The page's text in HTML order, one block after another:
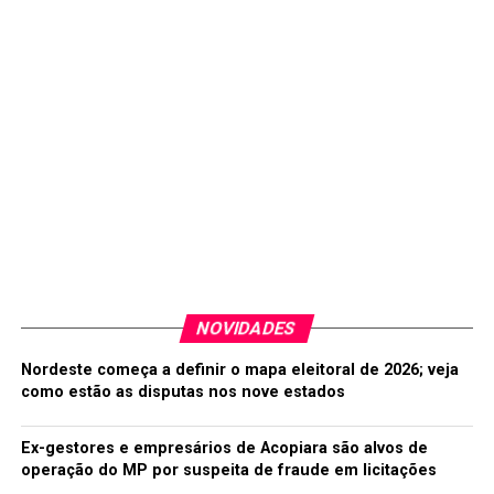
Análise: Ceará joga bem, mas é prejudicado pela
arbitragem e perde o jogo
NÃO PERCA
Ceará é o time que precisa de menos chutes para
NOVIDADES
Nordeste começa a definir o mapa eleitoral de 2026; veja
como estão as disputas nos nove estados
Ex-gestores e empresários de Acopiara são alvos de
operação do MP por suspeita de fraude em licitações